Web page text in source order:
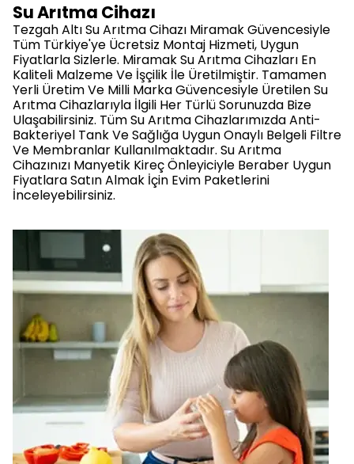
Su Arıtma Cihazı
Tezgah Altı Su Arıtma Cihazı Miramak Güvencesiyle
Tüm Türkiye'ye Ücretsiz Montaj Hizmeti, Uygun
Fiyatlarla Sizlerle. Miramak Su Arıtma Cihazları En
Kaliteli Malzeme Ve İşçilik İle Üretilmiştir. Tamamen
Yerli Üretim Ve Milli Marka Güvencesiyle Üretilen Su
Arıtma Cihazlarıyla İlgili Her Türlü Sorunuzda Bize
Ulaşabilirsiniz. Tüm Su Arıtma Cihazlarımızda Anti-
Bakteriyel Tank Ve Sağlığa Uygun Onaylı Belgeli Filtre
Ve Membranlar Kullanılmaktadır. Su Arıtma
Cihazınızı Manyetik Kireç Önleyiciyle Beraber Uygun
Fiyatlara Satın Almak İçin Evim Paketlerini
İnceleyebilirsiniz.